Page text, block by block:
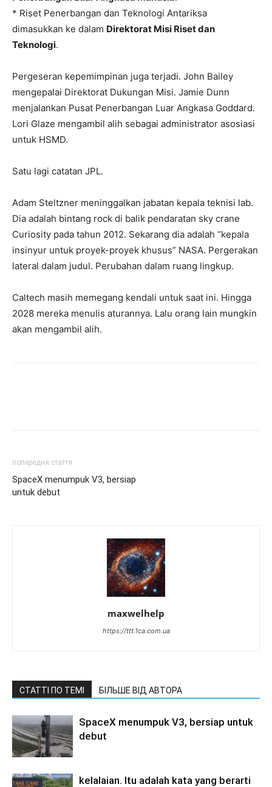
* Riset Penerbangan dan Teknologi Antariksa
dimasukkan ke dalam Direktorat Misi Riset dan
Teknologi.
Pergeseran kepemimpinan juga terjadi. John Bailey
mengepalai Direktorat Dukungan Misi. Jamie Dunn
menjalankan Pusat Penerbangan Luar Angkasa Goddard.
Lori Glaze mengambil alih sebagai administrator asosiasi
untuk HSMD.
Satu lagi catatan JPL.
Adam Steltzner meninggalkan jabatan kepala teknisi lab.
Dia adalah bintang rock di balik pendaratan sky crane
Curiosity pada tahun 2012. Sekarang dia adalah “kepala
insinyur untuk proyek-proyek khusus” NASA. Pergerakan
lateral dalam judul. Perubahan dalam ruang lingkup.
Caltech masih memegang kendali untuk saat ini. Hingga
2028 mereka menulis aturannya. Lalu orang lain mungkin
akan mengambil alih.
попередня стаття
SpaceX menumpuk V3, bersiap
untuk debut
maxwelhelp
https://ttt.1ca.com.ua
СТАТТІ ПО ТЕМІ БІЛЬШЕ ВІД АВТОРА
SpaceX menumpuk V3, bersiap untuk
debut
kelalaian. Itu adalah kata yang berarti